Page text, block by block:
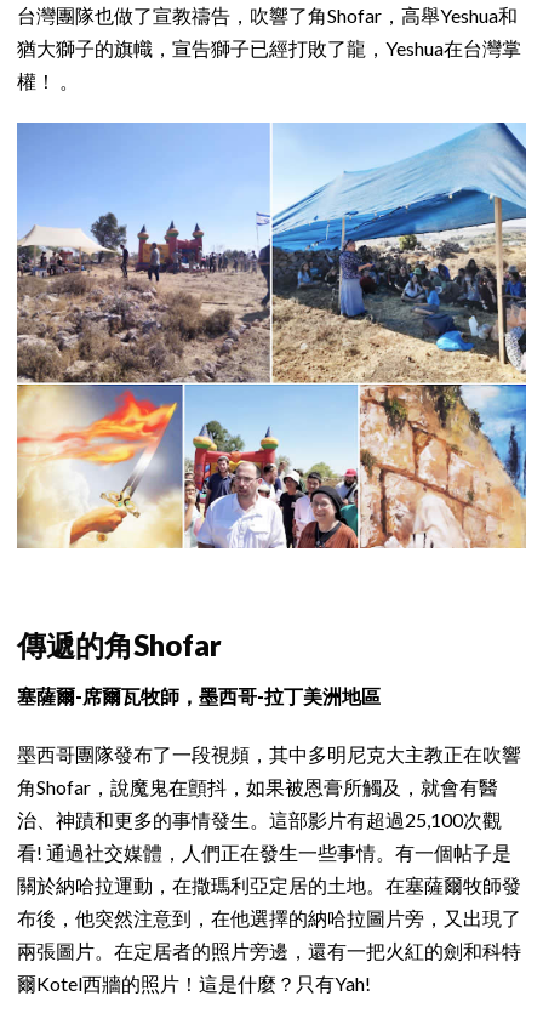
台灣團隊也做了宣教禱告，吹響了角Shofar，高舉Yeshua和
猶大獅子的旗幟，宣告獅子已經打敗了龍，Yeshua在台灣掌
權！ 。
傳遞的角Shofar
塞薩爾-席爾瓦牧師，墨西哥-拉丁美洲地區
墨西哥團隊發布了一段視頻，其中多明尼克大主教正在吹響
角Shofar，說魔鬼在顫抖，如果被恩膏所觸及，就會有醫
治、神蹟和更多的事情發生。這部影片有超過25,100次觀
看! 通過社交媒體，人們正在發生一些事情。有一個帖子是
關於納哈拉運動，在撒瑪利亞定居的土地。在塞薩爾牧師發
布後，他突然注意到，在他選擇的納哈拉圖片旁，又出現了
兩張圖片。在定居者的照片旁邊，還有一把火紅的劍和科特
爾Kotel西牆的照片！這是什麼？只有Yah!